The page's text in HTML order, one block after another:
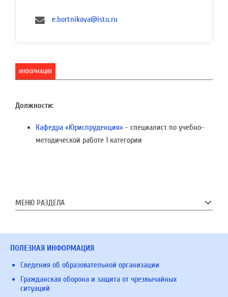
e.bortnikova@istu.ru
ИНФОРМАЦИЯ
Должности:
Кафедра «Юриспруденция» - специалист по учебно-
методической работе 1 категории
МЕНЮ РАЗДЕЛА
ПОЛЕЗНАЯ ИНФОРМАЦИЯ
Сведения об образовательной организации
Гражданская оборона и защита от чрезвычайных
ситуаций